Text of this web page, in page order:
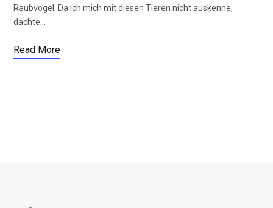
Raubvogel. Da ich mich mit diesen Tieren nicht auskenne,
dachte…
Read More